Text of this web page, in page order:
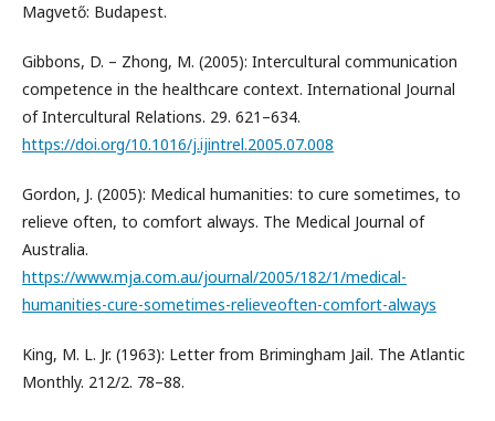
Magvető: Budapest.
Gibbons, D. – Zhong, M. (2005): Intercultural communication
competence in the healthcare context. International Journal
of Intercultural Relations. 29. 621–634.
https://doi.org/10.1016/j.ijintrel.2005.07.008
Gordon, J. (2005): Medical humanities: to cure sometimes, to
relieve often, to comfort always. The Medical Journal of
Australia.
https://www.mja.com.au/journal/2005/182/1/medical-
humanities-cure-sometimes-relieveoften-comfort-always
King, M. L. Jr. (1963): Letter from Brimingham Jail. The Atlantic
Monthly. 212/2. 78–88.